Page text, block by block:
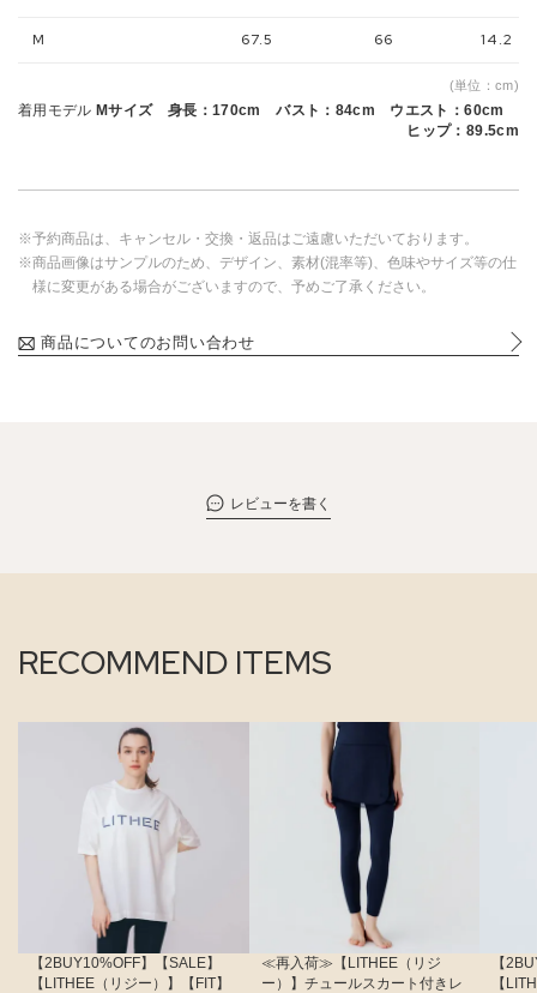
M 67.5 66 14.2
(単位：cm)
着用モデル Mサイズ 身長：170cm バスト：84cm ウエスト：60cm
ヒップ：89.5cm
※予約商品は、キャンセル・交換・返品はご遠慮いただいております。
※商品画像はサンプルのため、デザイン、素材(混率等)、色味やサイズ等の仕
様に変更がある場合がございますので、予めご了承ください。
商品についてのお問い合わせ
レビューを書く
RECOMMEND ITEMS
【2BUY10%OFF】【SALE】
【LITHEE（リジー）】【FIT】
≪再入荷≫【LITHEE（リジ
ー）】チュールスカート付きレ
【
【